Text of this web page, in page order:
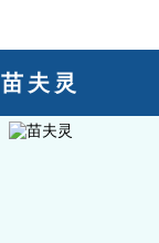
苗夫灵